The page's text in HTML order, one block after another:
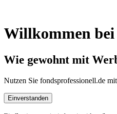
Willkommen bei
Wie gewohnt mit
Nutzen Sie fondsprofessionell.de
Einverstanden